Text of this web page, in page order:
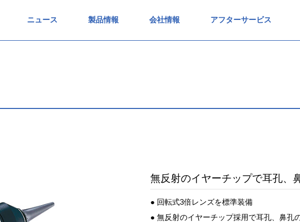
ニュース 製品情報 会社情報 アフターサービス
無反射のイヤーチップで耳孔、
● 回転式3倍レンズを標準装備
● 無反射のイヤーチップ採用で耳孔、鼻孔